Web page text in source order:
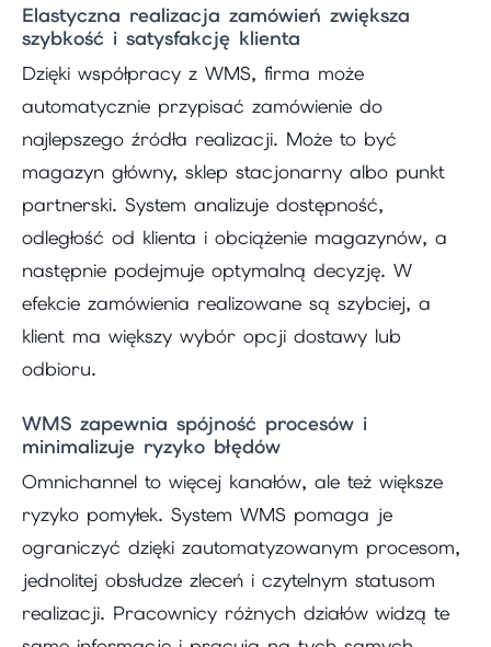
Elastyczna realizacja zamówień zwiększa
szybkość i satysfakcję klienta
Dzięki współpracy z WMS, firma może
automatycznie przypisać zamówienie do
najlepszego źródła realizacji. Może to być
magazyn główny, sklep stacjonarny albo punkt
partnerski. System analizuje dostępność,
odległość od klienta i obciążenie magazynów, a
następnie podejmuje optymalną decyzję. W
efekcie zamówienia realizowane są szybciej, a
klient ma większy wybór opcji dostawy lub
odbioru.
WMS zapewnia spójność procesów i
minimalizuje ryzyko błędów
Omnichannel to więcej kanałów, ale też większe
ryzyko pomyłek. System WMS pomaga je
ograniczyć dzięki zautomatyzowanym procesom,
jednolitej obsłudze zleceń i czytelnym statusom
realizacji. Pracownicy różnych działów widzą te